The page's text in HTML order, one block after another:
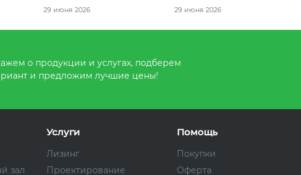
29 июня 2026 29 июня 2026
о продукции и услугах, подберем
и предложим лучшие цены!
зал
Услуги
Лизинг
Проектирование
Помощь
Покупки
Оферта